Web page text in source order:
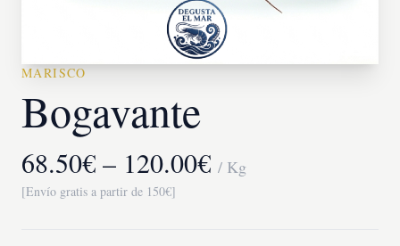
MARISCO
Bogavante
68.50€ – 120.00€ / Kg
[Envío gratis a partir de 150€]